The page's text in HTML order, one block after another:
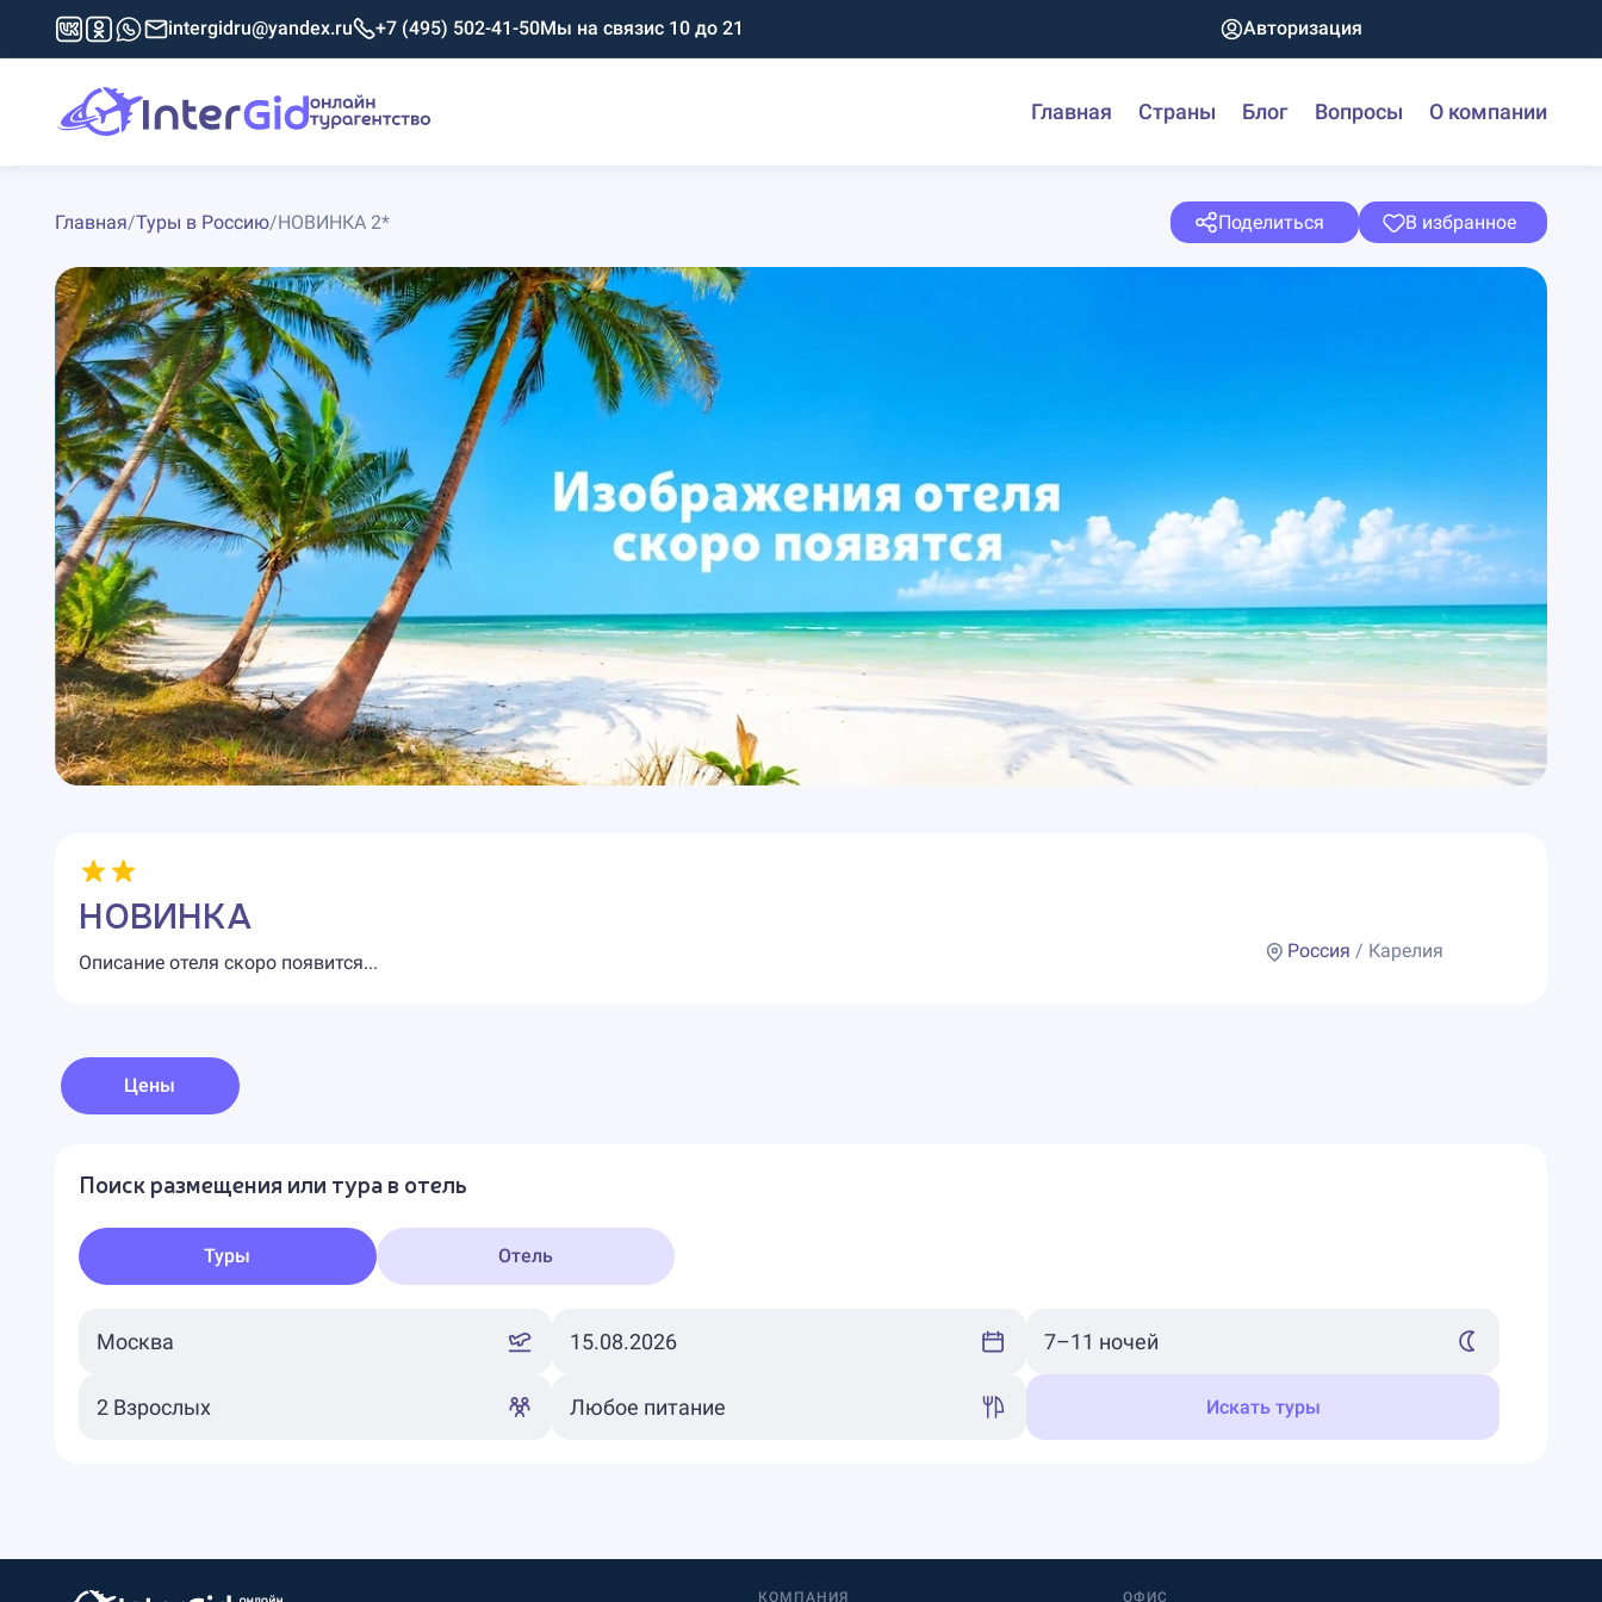
intergidru@yandex.ru +7 (495) 502-41-50Мы на связис 10 до 21 Авторизация
Главная Страны Блог Вопросы О компании
Главная/Туры в Россию/НОВИНКА 2* Поделиться В избранное
НОВИНКА
Описание отеля скоро появится...
Россия / Карелия
Цены
Поиск размещения или тура в отель
Туры Отель
Искать туры
КОМПАНИЯ ОФИС